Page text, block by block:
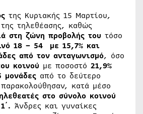
της Κυριακής 15 Μαρτίου,
τηλεθέασης, καθώς
στη ζώνη προβολής του τόσο
18 – 54 με 15,7% και
από τον ανταγωνισμό, όσο
κοινού με ποσοστό 21,9%
μονάδες από το δεύτερο
κατά μέσο
στο σύνολο κοινού
Άνδρες και γυναίκες